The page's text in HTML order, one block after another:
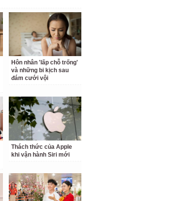
Hôn nhân 'lấp chỗ trống'
và những bi kịch sau
đám cưới vội
Thách thức của Apple
khi vận hành Siri mới